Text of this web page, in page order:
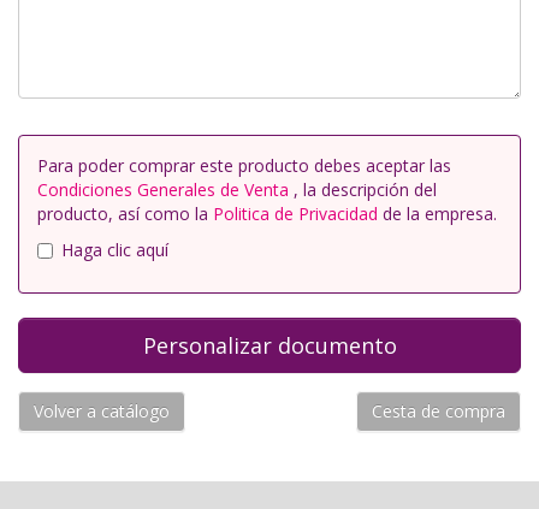
Para poder comprar este producto debes aceptar las
Condiciones Generales de Venta , la descripción del
producto, así como la Politica de Privacidad de la empresa.
Haga clic aquí
Volver a catálogo Cesta de compra